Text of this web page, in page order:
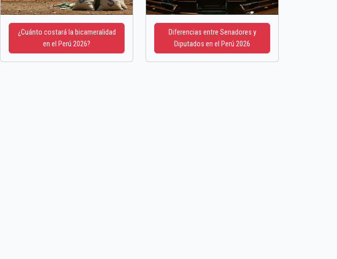
¿Cuánto costará la bicameralidad
en el Perú 2026?
Diferencias entre Senadores y
Diputados en el Perú 2026